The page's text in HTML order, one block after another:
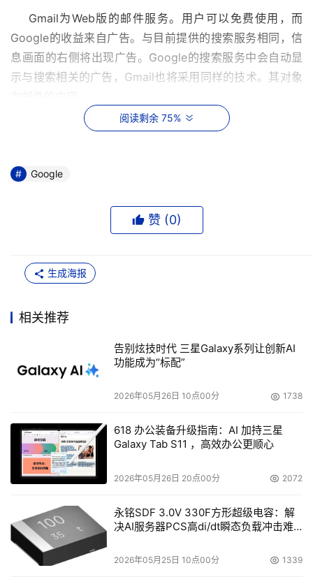
Gmail为Web版的邮件服务。用户可以免费使用，而
Google的收益来自广告。与目前提供的搜索服务相同，信
息画面的右侧将出现广告。Google的搜索服务中会自动显
示与搜索相关的广告，Gmail也将采用同样的技术。其对象
Google产品副总裁Jonathan Rosenberg举了一个例子
他的邮件中会显示花园长凳的广告。他马上购买了这款长
个人隐私问题令人担心
但是，在个人隐私保护倍受重视的现在，这种做法引起
Kevin Bankston批评说：“这无异于打开了一扇窥视他人邮
件内容的后门”。Kevin Bankston认为，Google以发布广告
为目的保存用户邮件的行为也许属于电子通信隐私法
予保护的灰色区域，对此表示强烈担忧。
另外还有人指出：“如果有人向失去爱人的朋友发送安慰
邮件，会不会出现葬礼公司的广告呢？真是令人毛骨悚
对此，Google共同创始人Larry Page表示：“邮件的内
容全部由计算机而不是人工来进行处理。而且我们绝不会向
阅读剩余 75%
Google
赞 (0)
生成海报
相关推荐
告别炫技时代 三星Galaxy系列让创新AI
功能成为“标配”
2026年05月26日 10点00分 1738
618 办公装备升级指南：AI 加持三星
Galaxy Tab S11 ，高效办公更顺心
2026年05月26日 20点00分 2072
永铭SDF 3.0V 330F方形超级电容：解
决AI服务器PCS高di/dt瞬态负载冲击难
2026年05月25日 10点00分 1339